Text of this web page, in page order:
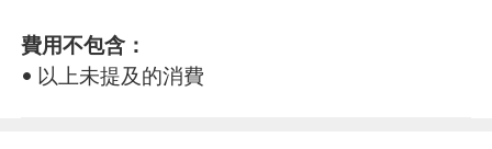
費用不包含：
• 以上未提及的消費